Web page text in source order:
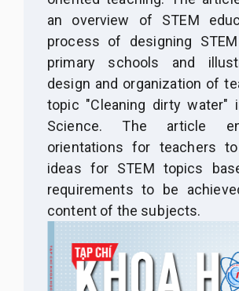
an overview of STEM
process of designing
primary schools and
design and organization of
topic "Cleaning dirty water"
Science.The article
orientations for teachers
ideas for STEM topics
requirements to be
content of the subjects.